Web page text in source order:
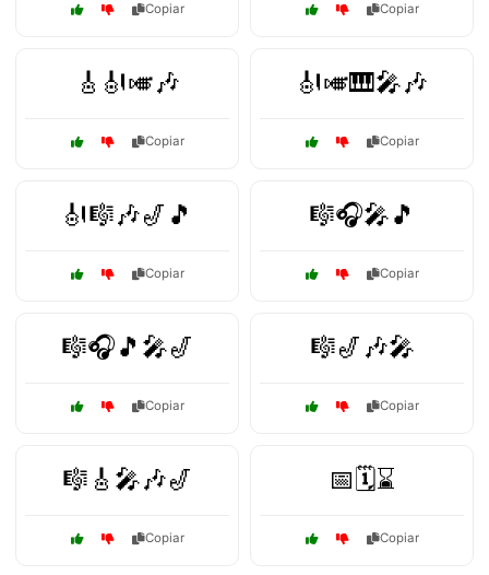
Copiar Copiar
🎸🎻🎺🎶
Copiar
🎻🎺🎹🎤🎶
Copiar
🎻🎼🎶🎷🎵
Copiar
🎼🎧🎤🎵
Copiar
🎼🎧🎵🎤🎷
Copiar
🎼🎷🎶🎤
Copiar
🎼🎸🎤🎶🎷
Copiar
📅🗓️⌛
Copiar